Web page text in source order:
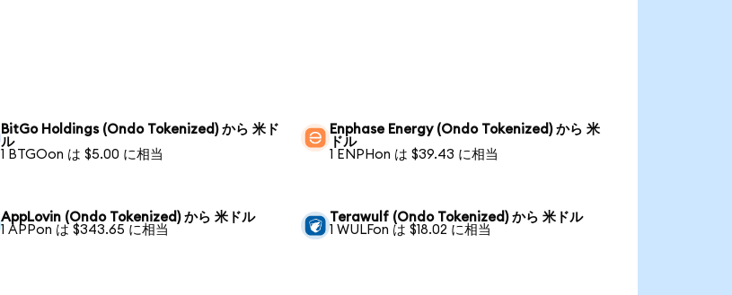
BitGo Holdings (Ondo Tokenized) から 米ド
ル
1 BTGOon は $5.00 に相当
Enphase Energy (Ondo Tokenized) から 米
ドル
1 ENPHon は $39.43 に相当
AppLovin (Ondo Tokenized) から 米ドル
1 APPon は $343.65 に相当
Terawulf (Ondo Tokenized) から 米ドル
1 WULFon は $18.02 に相当